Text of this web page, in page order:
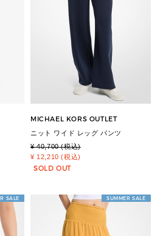
MICHAEL KORS OUTLET
ニット ワイド レッグ パンツ
¥ 40,700 (税込)
¥ 12,210 (税込)
SOLD OUT
SALE SUMMER SALE